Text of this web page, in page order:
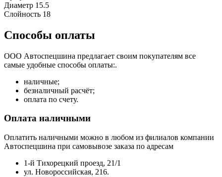
Диаметр 15.5
Слойность 18
Способы оплаты
ООО Автоспецшина предлагает своим покупателям все
самые удобные способы оплаты:.
наличные;
безналичный расчёт;
оплата по счету.
Оплата наличными
Оплатить наличными можно в любом из филиалов компании
Автоспецшина при самовывозе заказа по адресам
1-й Тихорецкий проезд, 21/1
ул. Новороссийская, 216.